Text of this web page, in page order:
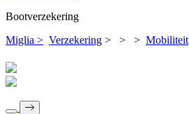
Bootverzekering
Miglia > Verzekering > > > Mobiliteit